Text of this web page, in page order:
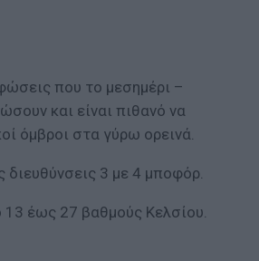
που το μεσημέρι –
και είναι πιθανό να
όμβροι στα γύρω ορεινά.
διευθύνσεις 3 με 4 μποφόρ.
έως 27 βαθμούς Κελσίου.